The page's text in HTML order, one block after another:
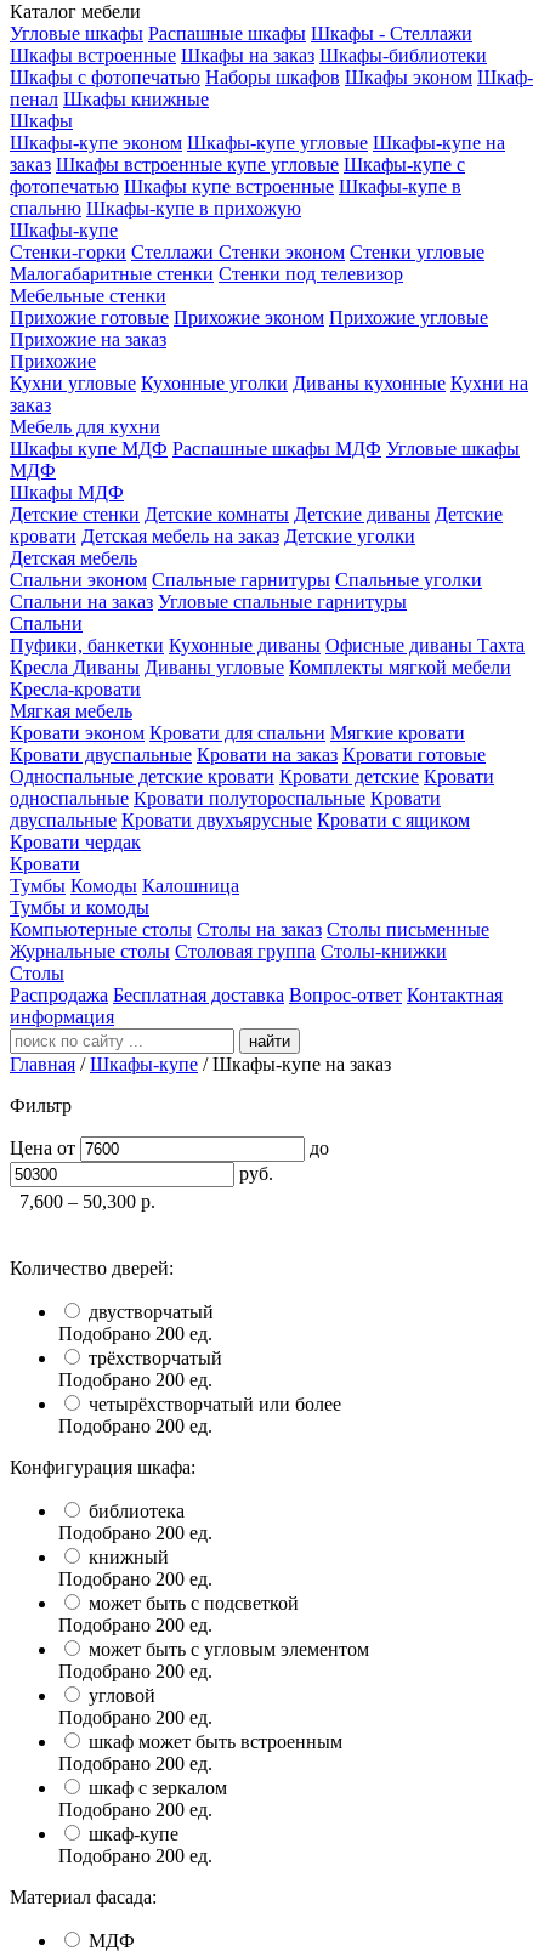
Каталог мебели
Угловые шкафы Распашные шкафы Шкафы - Стеллажи
Шкафы встроенные Шкафы на заказ Шкафы-библиотеки
Шкафы с фотопечатью Наборы шкафов Шкафы эконом Шкаф-
пенал Шкафы книжные
Шкафы
Шкафы-купе эконом Шкафы-купе угловые Шкафы-купе на
заказ Шкафы встроенные купе угловые Шкафы-купе с
фотопечатью Шкафы купе встроенные Шкафы-купе в
спальню Шкафы-купе в прихожую
Шкафы-купе
Стенки-горки Стеллажи Стенки эконом Стенки угловые
Малогабаритные стенки Стенки под телевизор
Мебельные стенки
Прихожие готовые Прихожие эконом Прихожие угловые
Прихожие на заказ
Прихожие
Кухни угловые Кухонные уголки Диваны кухонные Кухни на
заказ
Мебель для кухни
Шкафы купе МДФ Распашные шкафы МДФ Угловые шкафы
МДФ
Шкафы МДФ
Детские стенки Детские комнаты Детские диваны Детские
кровати Детская мебель на заказ Детские уголки
Детская мебель
Спальни эконом Спальные гарнитуры Спальные уголки
Спальни на заказ Угловые спальные гарнитуры
Спальни
Пуфики, банкетки Кухонные диваны Офисные диваны Тахта
Кресла Диваны Диваны угловые Комплекты мягкой мебели
Кресла-кровати
Мягкая мебель
Кровати эконом Кровати для спальни Мягкие кровати
Кровати двуспальные Кровати на заказ Кровати готовые
Односпальные детские кровати Кровати детские Кровати
односпальные Кровати полутороспальные Кровати
двуспальные Кровати двухъярусные Кровати с ящиком
Кровати чердак
Кровати
Тумбы Комоды Калошница
Тумбы и комоды
Компьютерные столы Столы на заказ Столы письменные
Журнальные столы Столовая группа Столы-книжки
Столы
Распродажа Бесплатная доставка Вопрос-ответ Контактная
информация
найти
Главная /Шкафы-купе /Шкафы-купе на заказ
Фильтр
Цена от
до
руб.
7,600 – 50,300 р.
Количество дверей:
двустворчатый
Подобрано 200 ед.
трёхстворчатый
Подобрано 200 ед.
четырёхстворчатый или более
Подобрано 200 ед.
Конфигурация шкафа:
библиотека
Подобрано 200 ед.
книжный
Подобрано 200 ед.
может быть с подсветкой
Подобрано 200 ед.
может быть с угловым элементом
Подобрано 200 ед.
угловой
Подобрано 200 ед.
шкаф может быть встроенным
Подобрано 200 ед.
шкаф с зеркалом
Подобрано 200 ед.
шкаф-купе
Подобрано 200 ед.
Материал фасада:
МДФ